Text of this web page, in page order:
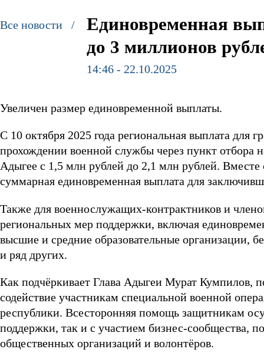
Все новости /
Единовременная
до 3 миллионов
14:46 - 22.10.2025
Увеличен размер единовременной выплаты.
С 10 октября 2025 года региональная выплата
прохождении военной службы через пункт отбора
Адыгее с 1,5 млн рублей до 2,1 млн рублей.
суммарная единовременная выплата для
Также для военнослужащих-контрактников и
региональных мер поддержки, включая
высшие и средние образовательные организации,
и ряд других.
Как подчёркивает Глава Адыгеи Мурат Кумпилов,
содействие участникам специальной военной
республики. Всесторонняя помощь защитникам
поддержки, так и с участием бизнес-сообщества,
общественных организаций и волонтёров.